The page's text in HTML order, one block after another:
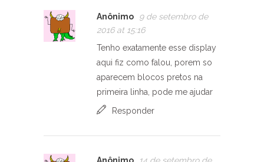
Anônimo
9 de setembro de
2016 at 15:16
Tenho exatamente esse display
aqui fiz como falou, porem so
aparecem blocos pretos na
primeira linha, pode me ajudar
Responder